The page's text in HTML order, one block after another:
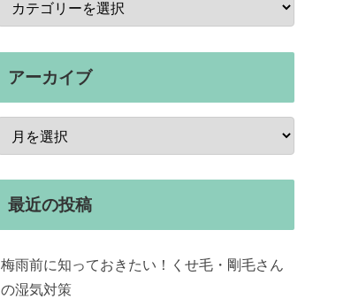
アーカイブ
最近の投稿
梅雨前に知っておきたい！くせ毛・剛毛さん
の湿気対策